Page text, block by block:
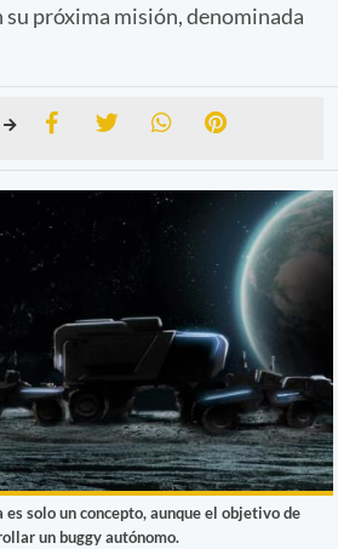
su próxima misión, denominada
solo un concepto, aunque el objetivo de
un buggy autónomo.